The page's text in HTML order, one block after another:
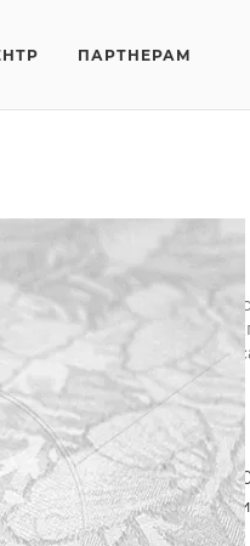
ПАРТНЕРАМ
высокой
уникальные техники
шелка, хлопкового
— Трикот/Жаккард
—
—
100% PES